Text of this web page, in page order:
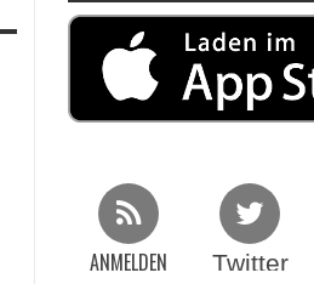
ANMELDEN Twitter